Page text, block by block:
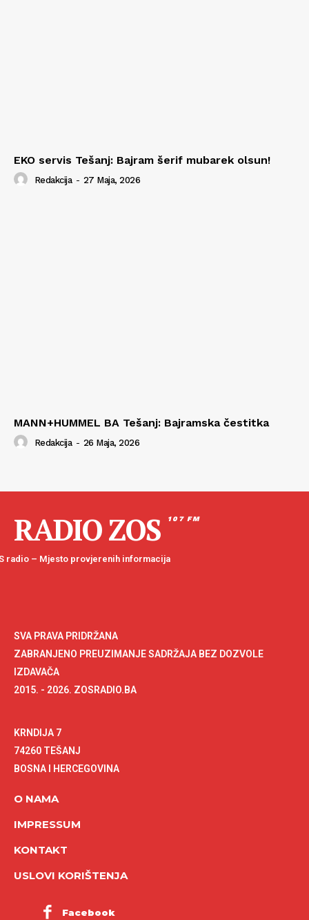
EKO servis Tešanj: Bajram šerif mubarek olsun!
Redakcija - 27 Maja, 2026
MANN+HUMMEL BA Tešanj: Bajramska čestitka
Redakcija - 26 Maja, 2026
RADIO ZOS 107 FM
radio – Mjesto provjerenih informacija
SVA PRAVA PRIDRŽANA
ZABRANJENO PREUZIMANJE SADRŽAJA BEZ DOZVOLE
IZDAVAČA
2015. - 2026. ZOSRADIO.BA
KRNDIJA 7
74260 TEŠANJ
BOSNA I HERCEGOVINA
O NAMA
IMPRESSUM
KONTAKT
USLOVI KORIŠTENJA
Facebook